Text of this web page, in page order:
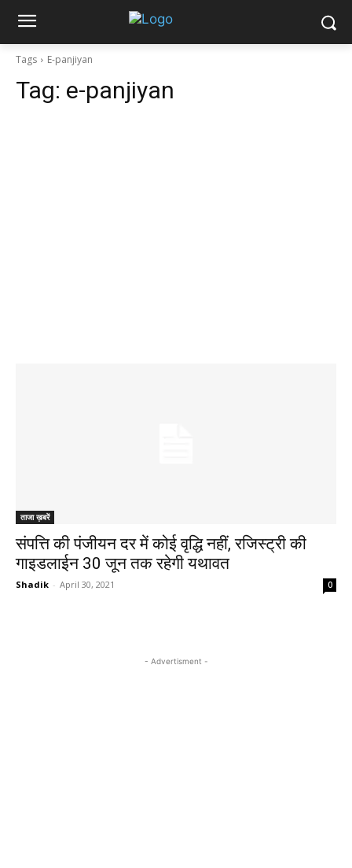
Tags E-panjiyan
Tag: e-panjiyan
ताजा ख़बरें
संपत्ति की पंजीयन दर में कोई वृद्धि नहीं, रजिस्ट्री की
गाइडलाईन 30 जून तक रहेगी यथावत
Shadik - April 30, 2021 0
- Advertisment -